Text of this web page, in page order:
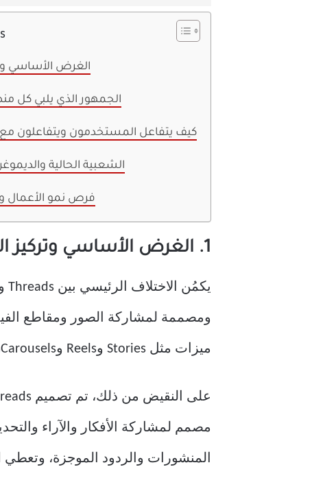
1. الغرض الأساسي
2. الجمهور الذي يلبي كل
3. كيف يتفاعل المستخدمون ويتفاعلون
4. الشعبية الحالية
5. فرص نمو الأعمال
1. الغرض الأساسي وتركيز المنصة
يكمُن الاختلاف الرئيسي بين Threads وInstagram في غرضهما الأساسي وتركيزهما.
ومصممة لمشاركة الصور ومقاطع
ميزات مثل Stories وReels وCarousels، فإنه يركز بشكل أساسي على سرد القصص المرئية.
المنشورات والردود الموجزة، وتعطي